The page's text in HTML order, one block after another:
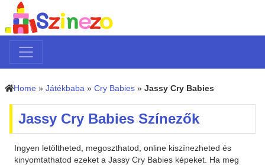
Home » Játékbaba » Cry Babies » Jassy Cry Babies
Jassy Cry Babies Színezők
Ingyen letöltheted, megoszthatod, online kiszínezheted és
kinyomtathatod ezeket a Jassy Cry Babies képeket. Ha meg